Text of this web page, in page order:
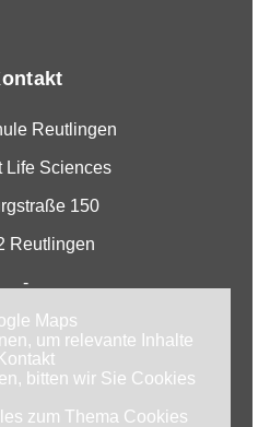
Reutlingen
Life Sciences
150
Reutlingen
-
Maps
Kontakt
um relevante Inhalte
bitten wir Sie Cookies
zum Thema Cookies